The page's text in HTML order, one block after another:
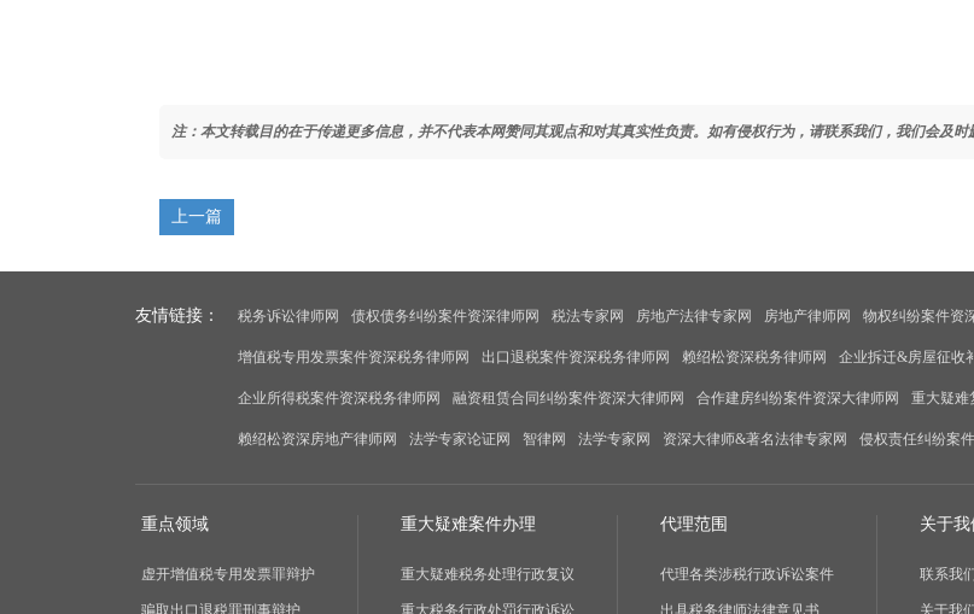
注：本文转载目的在于传递更多信息，并不代表本网赞同其观点和对其真实性负责。如有侵权行为，请联系我们，我们会及时
上一篇
友情链接： 税务诉讼律师网 债权债务纠纷案件资深律师网 税法专家网 房地产法律专家网 房地产律师网 物权纠纷案件资
增值税专用发票案件资深税务律师网 出口退税案件资深税务律师网 赖绍松资深税务律师网 企业拆迁&房屋征收
企业所得税案件资深税务律师网 融资租赁合同纠纷案件资深大律师网 合作建房纠纷案件资深大律师网 重大疑难
赖绍松资深房地产律师网 法学专家论证网 智律网 法学专家网 资深大律师&著名法律专家网 侵权责任纠纷案
重点领域
虚开增值税专用发票罪辩护
骗取出口退税罪刑事辩护
重大疑难案件办理
重大疑难税务处理行政复议
重大税务行政处罚行政诉讼
代理范围
代理各类涉税行政诉讼案件
出具税务律师法律意见书
关于我
联系我
关于我